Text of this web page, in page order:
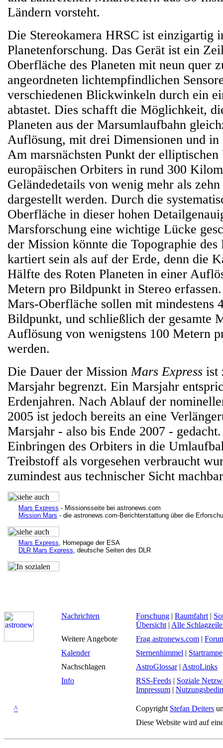
Ländern vorsteht.
Die Stereokamera HRSC ist einzigartig
Planetenforschung. Das Gerät ist ein
Oberfläche des Planeten mit neun quer
angeordneten lichtempfindlichen
verschiedenen Blickwinkeln durch ein
abtastet. Dies schafft die Möglichkeit,
Planeten aus der Marsumlaufbahn
Auflösung, mit drei Dimensionen und in
Am marsnächsten Punkt der
europäischen Orbiters in rund 300
Geländedetails von wenig mehr als
dargestellt werden. Durch die
Oberfläche in dieser hohen
Marsforschung eine wichtige Lücke
der Mission könnte die Topographie des
kartiert sein als auf der Erde, denn die
Hälfte des Roten Planeten in einer
Metern pro Bildpunkt in Stereo
Mars-Oberfläche sollen mit mindestens
Bildpunkt, und schließlich der gesamte
Auflösung von wenigstens 100 Metern
werden.
Die Dauer der MissionMars Express ist
Marsjahr begrenzt. Ein Marsjahr
Erdenjahren. Nach Ablauf der
2005 ist jedoch bereits an eine
Marsjahr - also bis Ende 2007 -
Einbringen des Orbiters in die
Treibstoff als vorgesehen verbraucht
zumindest aus technischer Sicht
Mars Express - Missionsseite bei astronews.com
Mission Mars - die astronews.com-Berichterstattung über die
Mars Express, Homepage der ESA
DLR Mars Express, deutsche Seiten des DLR
Nachrichten Forschung | Raumfahrt |
Übersicht | Alle
Weitere Angebote
Frag astronews.com |
Kalender
Sternenhimmel | Startrampe
Nachschlagen
AstroGlossar| AstroLinks
Info
RSS-Feeds | Soziale
Impressum |
^ Copyright Stefan Deiters
Diese Website wird auf